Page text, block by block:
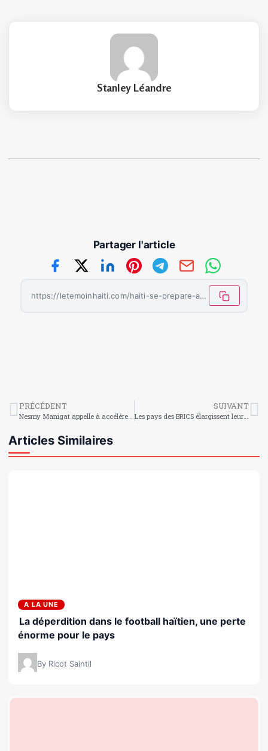
Stanley Léandre
Partager l'article
https://letemoinhaiti.com/haiti-se-prepare-a-disputer-le-championnat-feminin-u-17-de-la-concacaf/
PRÉCÉDENT SUIVANT
Les pays des BRICS élargissent leur groupe à 6 nouveaux membres
Articles Similaires
A LA UNE
La déperdition dans le football haïtien, une perte
énorme pour le pays
By Ricot Saintil